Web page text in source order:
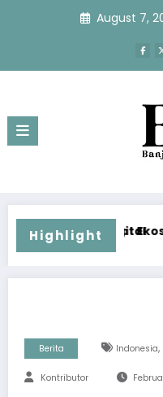
August 7,
HighlightMedia Digital
Berita Indonesia,
Kontributor